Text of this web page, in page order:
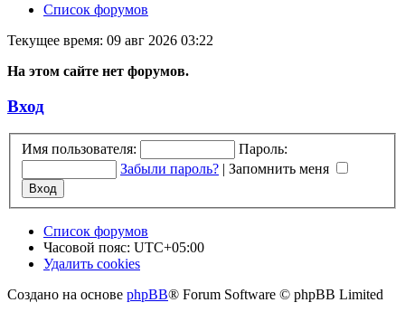
Список форумов
Текущее время: 09 авг 2026 03:22
На этом сайте нет форумов.
Вход
Имя пользователя:
Пароль:
Забыли пароль? | Запомнить меня
Список форумов
Часовой пояс: UTC+05:00
Удалить cookies
Создано на основе phpBB® Forum Software © phpBB Limited